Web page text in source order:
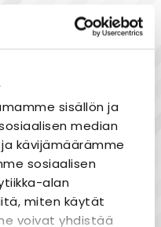
sisällön ja
median
kävijämäärämme
sosiaalisen
alan
miten käytät
voivat yhdistää
osissa!